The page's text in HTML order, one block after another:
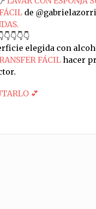
de
elegida con
FÁCILhacer
💕